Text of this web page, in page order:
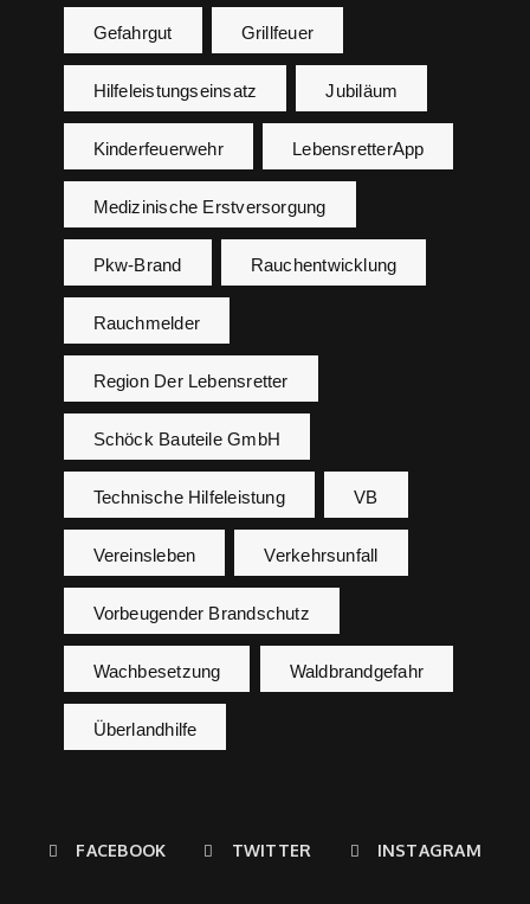
Gefahrgut Grillfeuer
Hilfeleistungseinsatz Jubiläum
Kinderfeuerwehr LebensretterApp
Medizinische Erstversorgung
Pkw-Brand Rauchentwicklung
Rauchmelder
Region Der Lebensretter
Schöck Bauteile GmbH
Technische Hilfeleistung VB
Vereinsleben Verkehrsunfall
Vorbeugender Brandschutz
Wachbesetzung Waldbrandgefahr
Überlandhilfe
FACEBOOK TWITTER INSTAGRAM